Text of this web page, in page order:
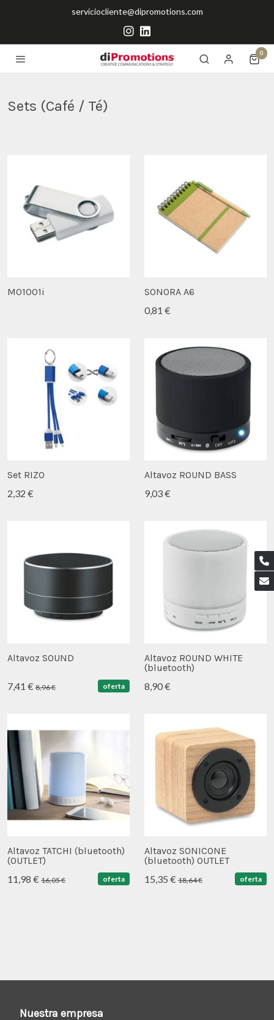
serviciocliente@dipromotions.com
0
Sets (Café / Té)
MO1001i
SONORA A6
0,81 €
Set RIZO
2,32 €
Altavoz ROUND BASS
9,03 €
Altavoz SOUND
7,41 € 8,96 € oferta
Altavoz ROUND WHITE
(bluetooth)
8,90 €
Altavoz TATCHI (bluetooth)
(OUTLET)
11,98 € 16,05 € oferta
Altavoz SONICONE
(bluetooth) OUTLET
15,35 € 18,64 € oferta
Nuestra empresa